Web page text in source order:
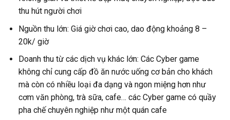
thu hút người chơi
Nguồn thu lớn: Giá giờ chơi cao, dao động khoảng 8 –
20k/ giờ
Doanh thu từ các dịch vụ khác lớn: Các Cyber game
không chỉ cung cấp đồ ăn nước uống cơ bản cho khách
mà còn có nhiều loại đa dạng và ngon miệng hơn như
cơm văn phòng, trà sữa, cafe… các Cyber game có quầy
pha chế chuyên nghiệp như một quán cafe